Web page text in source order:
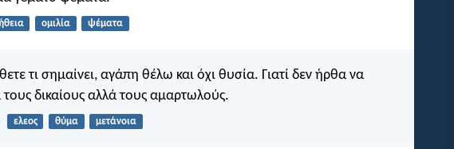
ομιλία ψέματα
τι σημαίνει, αγάπη θέλω και όχι θυσία. Γιατί δεν ήρθα να
δικαίους αλλά τους αμαρτωλούς.
ελεος θύμα μετάνοια